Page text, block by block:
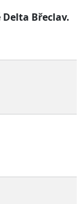
Břeclav.